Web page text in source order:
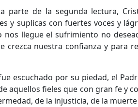
parte de la segunda lectura,
y suplicas con fuertes voces y
nos llegue el sufrimiento no
crezca nuestra confianza y para
escuchado por su piedad, el
aquellos fieles que con gran fe y
de la injusticia, de la